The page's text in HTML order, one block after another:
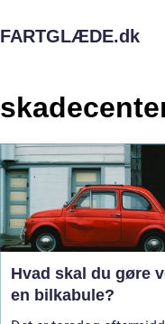
FARTGLÆDE.dk
Hvad skal du gøre
en bilkabule?